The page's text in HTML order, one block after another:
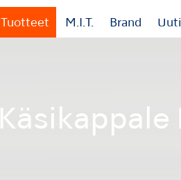
Tuotteet M.I.T. Brand
Käsikappale